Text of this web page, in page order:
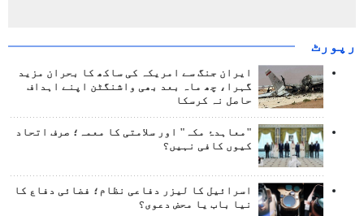
رپورٹ
ایران جنگ سے امریکہ کی ساکھ کا بحران مزید
گہرا، چھ ماہ بعد بھی واشنگٹن اپنے اہداف
حاصل نہ کرسکا
"معاہدۂ مکہ" اور سلامتی کا معمہ؛ صرف اتحاد
کیوں کافی نہیں؟
اسرائیل کا لیزر دفاعی نظام؛ فضائی دفاع کا
نیا باب یا محض دعوی؟